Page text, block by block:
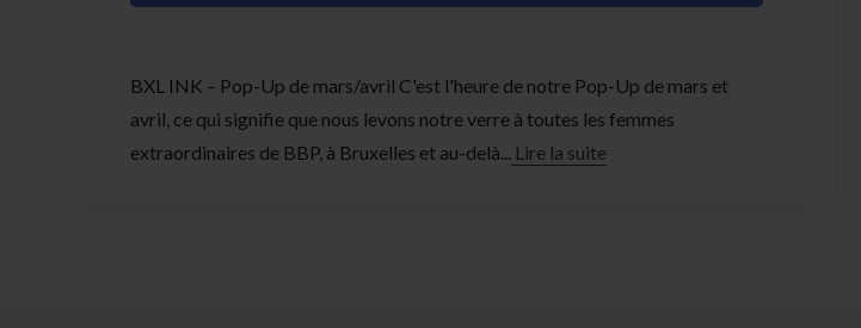
BXL INK – Pop-Up de mars/avril C'est l'heure de notre Pop-Up de mars et
avril, ce qui signifie que nous levons notre verre à toutes les femmes
extraordinaires de BBP, à Bruxelles et au-delà...
Lire la suite